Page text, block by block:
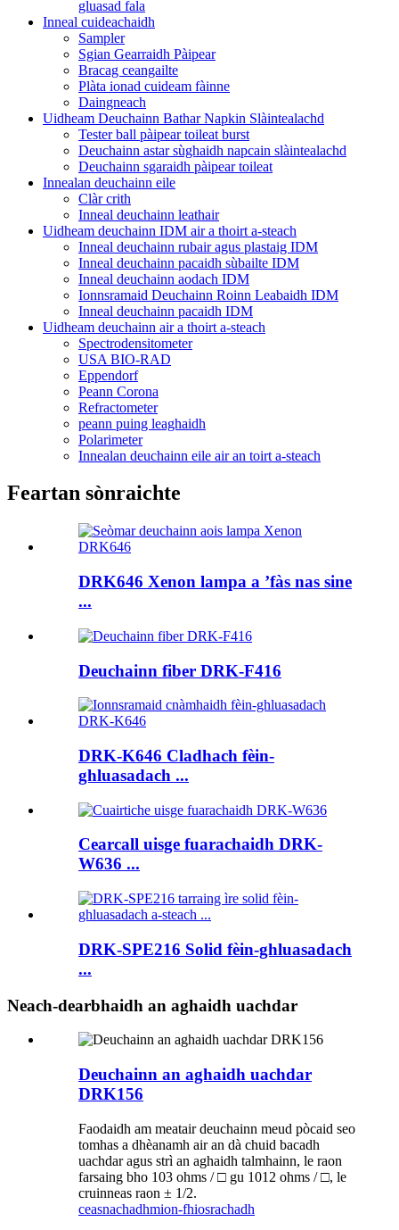
gluasad fala
Inneal cuideachaidh
Sampler
Sgian Gearraidh Pàipear
Bracag ceangailte
Plàta ionad cuideam fàinne
Daingneach
Uidheam Deuchainn Bathar Napkin Slàintealachd
Tester ball pàipear toileat burst
Deuchainn astar sùghaidh napcain slàintealachd
Deuchainn sgaraidh pàipear toileat
Innealan deuchainn eile
Clàr crith
Inneal deuchainn leathair
Uidheam deuchainn IDM air a thoirt a-steach
Inneal deuchainn rubair agus plastaig IDM
Inneal deuchainn pacaidh sùbailte IDM
Inneal deuchainn aodach IDM
Ionnsramaid Deuchainn Roinn Leabaidh IDM
Inneal deuchainn pacaidh IDM
Uidheam deuchainn air a thoirt a-steach
Spectrodensitometer
USA BIO-RAD
Eppendorf
Peann Corona
Refractometer
peann puing leaghaidh
Polarimeter
Innealan deuchainn eile air an toirt a-steach
Feartan sònraichte
DRK646 Xenon lampa a ’fàs nas sine
...
Deuchainn fiber DRK-F416
DRK-K646 Cladhach fèin-
ghluasadach ...
Cearcall uisge fuarachaidh DRK-
W636 ...
DRK-SPE216 Solid fèin-ghluasadach
...
Neach-dearbhaidh an aghaidh uachdar
Deuchainn an aghaidh uachdar
DRK156
Faodaidh am meatair deuchainn meud pòcaid seo
tomhas a dhèanamh air an dà chuid bacadh
uachdar agus strì an aghaidh talmhainn, le raon
farsaing bho 103 ohms / □ gu 1012 ohms / □, le
cruinneas raon ± 1/2.
ceasnachadhmion-fhiosrachadh